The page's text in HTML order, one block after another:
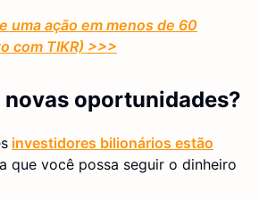
uma ação em menos de 60
com TIKR) >>>
oportunidades?
investidores bilionários estão
que você possa seguir o dinheiro